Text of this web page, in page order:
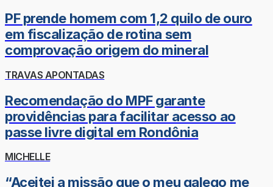
PF prende homem com 1,2 quilo de ouro
em fiscalização de rotina sem
comprovação origem do mineral
TRAVAS APONTADAS
Recomendação do MPF garante
providências para facilitar acesso ao
passe livre digital em Rondônia
MICHELLE
“Aceitei a missão que o meu galego me